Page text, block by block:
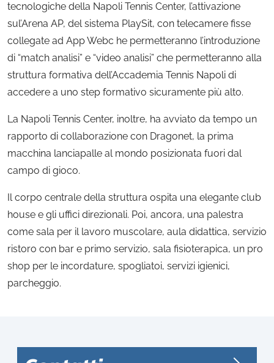
tecnologiche della Napoli Tennis Center, l’attivazione
sul’Arena AP, del sistema PlaySit, con telecamere fisse
collegate ad App Webc he permetteranno l’introduzione
di “match analisi” e “video analisi” che permetteranno alla
struttura formativa dell’Accademia Tennis Napoli di
accedere a uno step formativo sicuramente più alto.
La Napoli Tennis Center, inoltre, ha avviato da tempo un
rapporto di collaborazione con Dragonet, la prima
macchina lanciapalle al mondo posizionata fuori dal
campo di gioco.
Il corpo centrale della struttura ospita una elegante club
house e gli uffici direzionali. Poi, ancora, una palestra
come sala per il lavoro muscolare, aula didattica, servizio
ristoro con bar e primo servizio, sala fisioterapica, un pro
shop per le incordature, spogliatoi, servizi igienici,
parcheggio.